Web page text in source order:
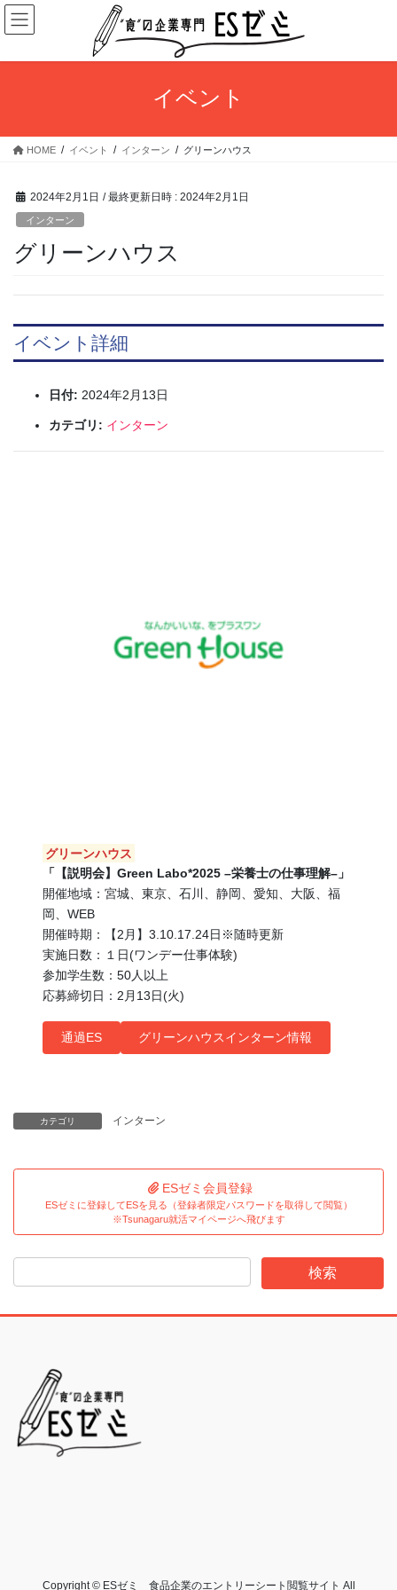
コ
ン
ン
キ
ナ
ビ
ー
に
イベント
HOME イベント インターン グリーンハウス
2024年2月1日 / 最終更新日時 : 2024年2月1日
インターン
グリーンハウス
イベント詳細
日付: 2024年2月13日
カテゴリ: インターン
グリーンハウス
「【説明会】Green Labo*2025 –栄養士の仕事理解–」
開催地域：宮城、東京、石川、静岡、愛知、大阪、福
岡、WEB
開催時期：【2月】3.10.17.24日※随時更新
実施日数：１日(ワンデー仕事体験)
参加学生数：50人以上
応募締切日：2月13日(火)
通過ES グリーンハウスインターン情報
カテゴリ インターン
ESゼミ会員登録
ESゼミに登録してESを見る（登録者限定パスワードを取得して閲覧）
※Tsunagaru就活マイページへ飛びます
Copyright © ESゼミ 食品企業のエントリーシート閲覧サイト All